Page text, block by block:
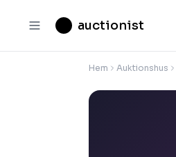
auctionist
Hem Auktionshus